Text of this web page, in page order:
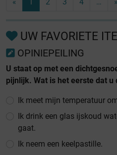
UW FAVORIETE
OPINIEPEILING
U staat op met een
pijnlijk. Wat is het eerste dat u
Ik meet mijn temperatuur
Ik drink een glas ijskoud
gaat.
Ik neem een keelpastille.